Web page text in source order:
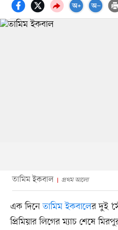
তামিম ইকবাল প্রথম আলো
এক দিনেতামিম ইকবালের দুই
প্রিমিয়ার লিগের ম্যাচ শেষে